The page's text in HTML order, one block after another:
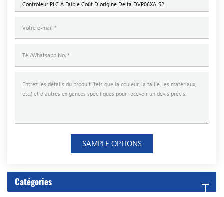
Contrôleur PLC À Faible Coût D'origine Delta DVP06XA-S2
SAMPLE OPTIONS
Catégories